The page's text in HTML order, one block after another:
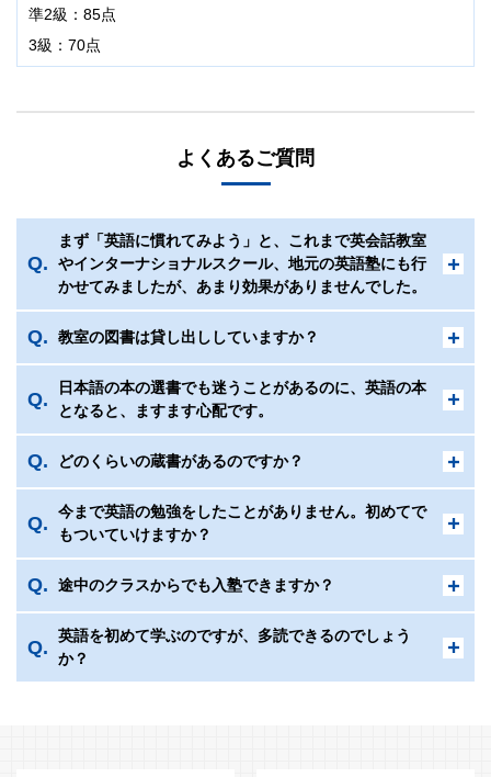
準2級：85点
3級：70点
よくあるご質問
まず「英語に慣れてみよう」と、これまで英会話教室
やインターナショナルスクール、地元の英語塾にも行
かせてみましたが、あまり効果がありませんでした。
教室の図書は貸し出ししていますか？
日本語の本の選書でも迷うことがあるのに、英語の本
となると、ますます心配です。
どのくらいの蔵書があるのですか？
今まで英語の勉強をしたことがありません。初めてで
もついていけますか？
途中のクラスからでも入塾できますか？
すでに英検®を取得済みの方や、海外での在住経験がある方
は、既修者のクラスへの入塾をご案内することがございま
英語を初めて学ぶのですが、多読できるのでしょう
か？